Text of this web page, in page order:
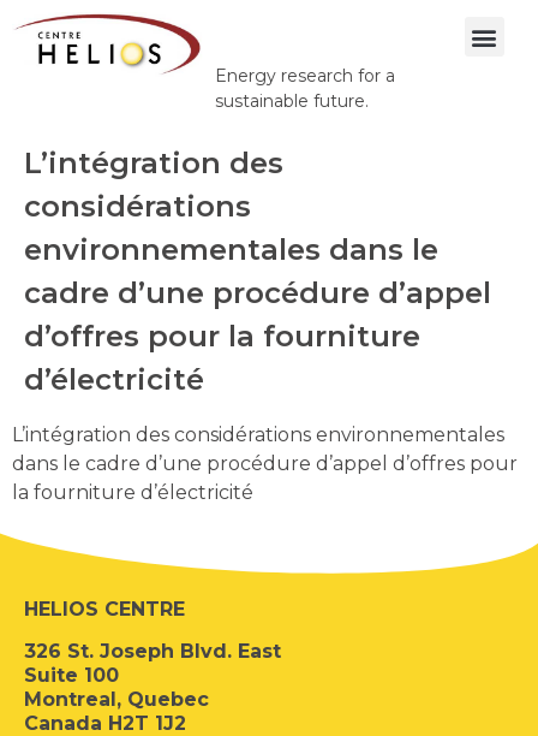
Energy research for a
sustainable future.
L’intégration des
considérations
environnementales dans le
cadre d’une procédure d’appel
d’offres pour la fourniture
d’électricité
L’intégration des considérations environnementales
dans le cadre d’une procédure d’appel d’offres pour
la fourniture d’électricité
HELIOS CENTRE
326 St. Joseph Blvd. East
Suite 100
Montreal, Quebec
Canada H2T 1J2